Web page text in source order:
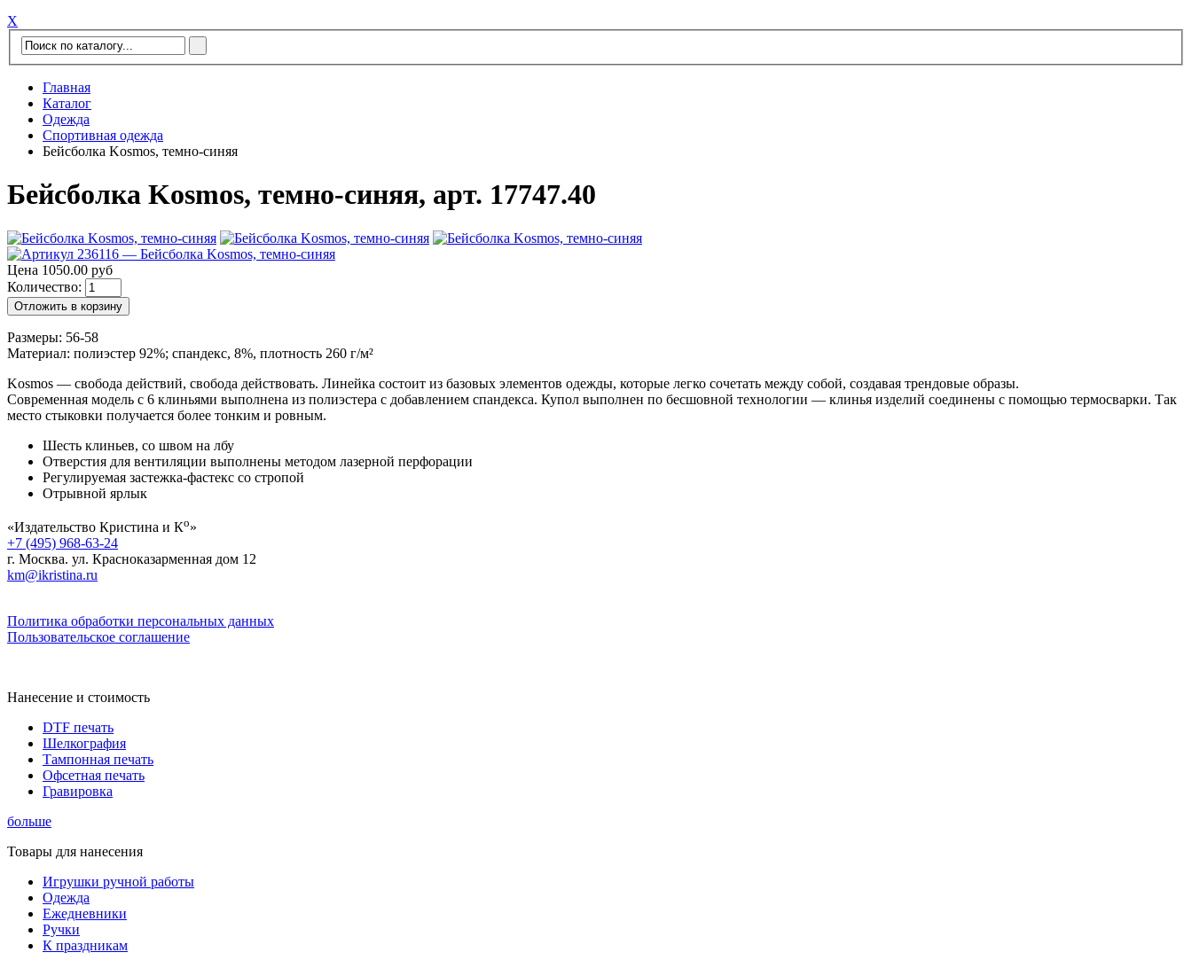
Х
Главная
Каталог
Одежда
Спортивная одежда
Бейсболка Kosmos, темно-синяя
Бейсболка Kosmos, темно-синяя, арт. 17747.40
Цена 1050.00 руб
Количество:
Отложить в корзину
Размеры: 56-58
Материал: полиэстер 92%; спандекс, 8%, плотность 260 г/м²
Kosmos — свобода действий, свобода действовать. Линейка состоит из базовых элементов одежды, которые легко сочетать между собой, создавая трендовые образы.
Современная модель с 6 клиньями выполнена из полиэстера с добавлением спандекса. Купол выполнен по беcшовной технологии — клинья изделий соединены с помощью термосварки. Так
место стыковки получается более тонким и ровным.
Шесть клиньев, со швом на лбу
Отверстия для вентиляции выполнены методом лазерной перфорации
Регулируемая застежка-фастекс со стропой
Отрывной ярлык
«Издательство Кристина и Ко»
+7 (495) 968-63-24
г. Москва. ул. Красноказарменная дом 12
km@ikristina.ru
Политика обработки персональных данных
Пользовательское соглашение
Нанесение и стоимость
DTF печать
Шелкография
Тампонная печать
Офсетная печать
Гравировка
больше
Товары для нанесения
Игрушки ручной работы
Одежда
Ежедневники
Ручки
К праздникам